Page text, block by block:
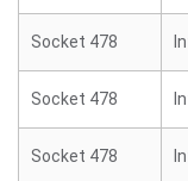
Socket 478
Socket 478
Socket 478